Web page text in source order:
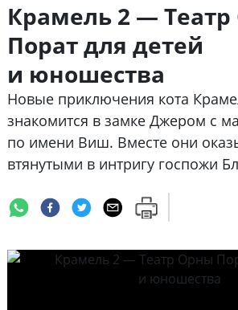
Крамель 2 —
Порат для детей
и юношества
Новые приключения кота
знакомится в замке Джером с
по имени Виш. Вместе они
втянутыми в интригу госпожи